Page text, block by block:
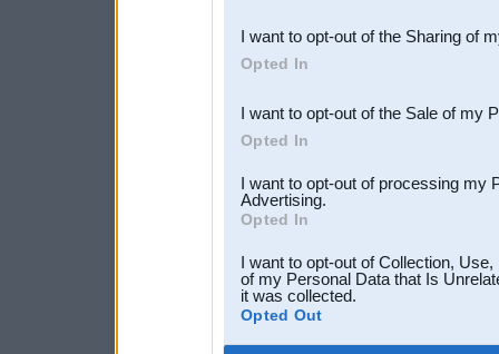
Downstream Participants
third parties.
I want to opt-out of the Sharing of
Opted In
I want to opt-out of the Sale of my
Opted In
I want to opt-out of processing my
Advertising.
Opted In
I want to opt-out of Collection,
of my Personal Data that Is
it was collected.
Opted Out